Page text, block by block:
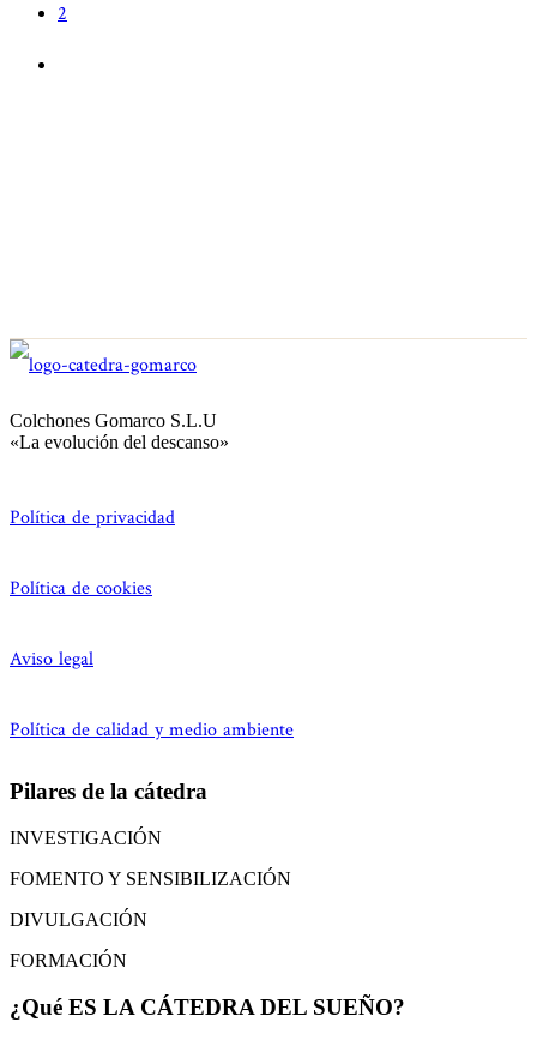
2
Colchones Gomarco S.L.U
«La evolución del descanso»
Política de privacidad
Política de cookies
Aviso legal
Política de calidad y medio ambiente
Pilares de la cátedra
INVESTIGACIÓN
FOMENTO Y SENSIBILIZACIÓN
DIVULGACIÓN
FORMACIÓN
¿Qué ES LA CÁTEDRA DEL SUEÑO?